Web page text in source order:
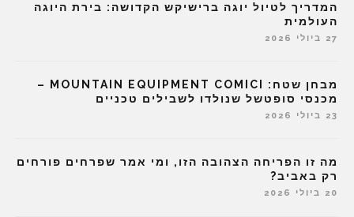
המדריך לטיול יוגה ברישיקש הקדושה: בירת היוגה
העולמית
27 ביולי 2026
מבחן שטח: MOUNTAIN EQUIPMENT COMICI –
מכנסי סופטשל שנולדו לשבילים טכניים
23 ביולי 2026
מה זו הפריחה הצהובה הזו, ומי אמר שפרחים פורחים
רק באביב?
20 ביולי 2026